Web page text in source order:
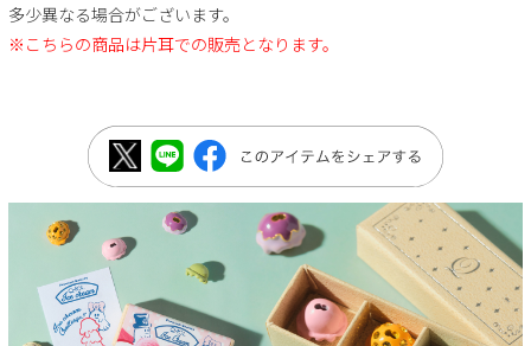
多少異なる場合がございます。
※こちらの商品は片耳での販売となります。